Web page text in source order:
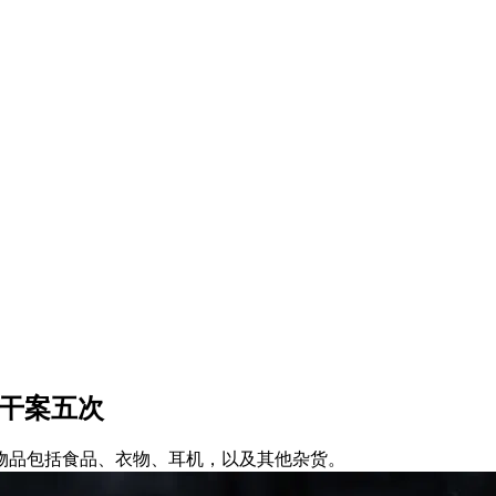
案五次
包括食品、衣物、耳机，以及其他杂货。